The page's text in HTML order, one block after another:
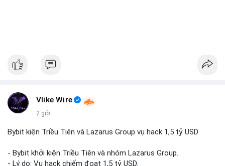
Vlike Wire
2 giờ
Bybit kiện Triều Tiên và Lazarus Group vụ hack 1,5 tỷ USD
- Bybit khởi kiện Triều Tiên và nhóm Lazarus Group.
- Lý do: Vụ hack chiếm đoạt 1,5 tỷ USD.